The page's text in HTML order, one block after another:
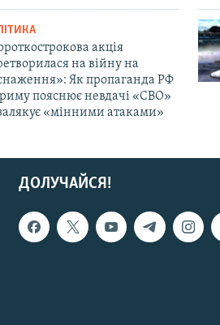
акція
на війну на
Як пропаганда РФ
пояснює невдачі «СВО»
«мінними атаками»
ДОЛУЧАЙСЯ!